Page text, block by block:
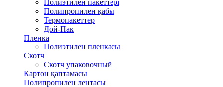
Полиэтилен пакеттері
Полипропилен қабы
Термопакеттер
Дой-Пак
Пленка
Полиэтилен пленкасы
Скотч
Скотч упаковочный
Картон қаптамасы
Полипропилен лентасы